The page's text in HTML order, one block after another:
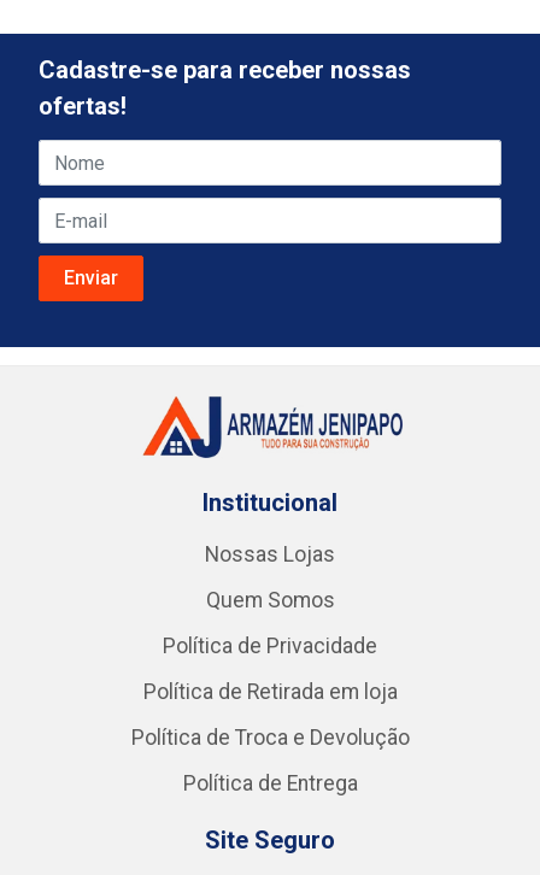
Cadastre-se para receber nossas
ofertas!
Institucional
Nossas Lojas
Quem Somos
Política de Privacidade
Política de Retirada em loja
Política de Troca e Devolução
Política de Entrega
Site Seguro